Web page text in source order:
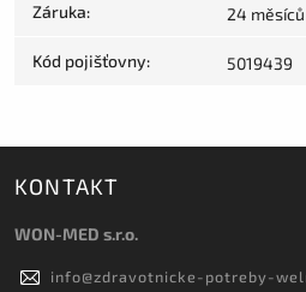
Záruka: 24 měsíců
Kód pojišťovny: 5019439
KONTAKT
WON-MED s.r.o.
info@zdravotnicke-potreby-